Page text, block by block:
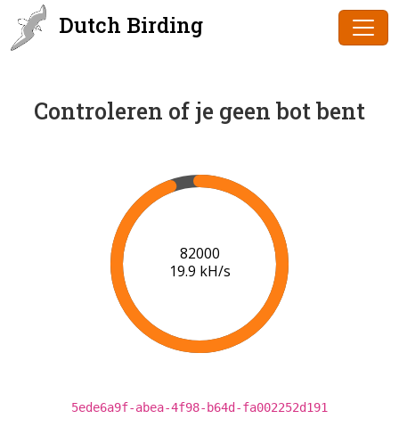
Dutch Birding
Controleren of je geen bot bent
84000
20.0 kH/s
5ede6a9f-abea-4f98-b64d-fa002252d191